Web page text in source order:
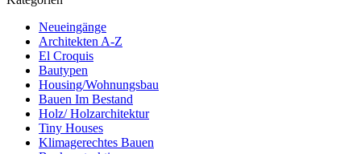
Neueingänge
Architekten A-Z
El Croquis
Bautypen
Housing/Wohnungsbau
Bauen Im Bestand
Holz/ Holzarchitektur
Tiny Houses
Klimagerechtes Bauen